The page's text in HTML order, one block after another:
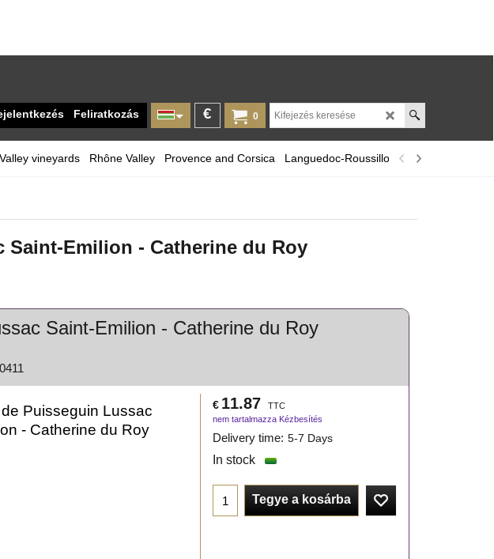
0
€
Feliratkozás
vineyards Rhône Valley Provence and Corsica Languedoc-Roussillon A selection of
Emilion - Catherine du Roy
Saint-Emilion - Catherine du Roy
€ 11.87
TTC
nem tartalmazza Kézbesítés
Delivery time: 5-7 Days
In stock
Tegye a kosárba
Puisseguin Lussac
- Catherine du Roy